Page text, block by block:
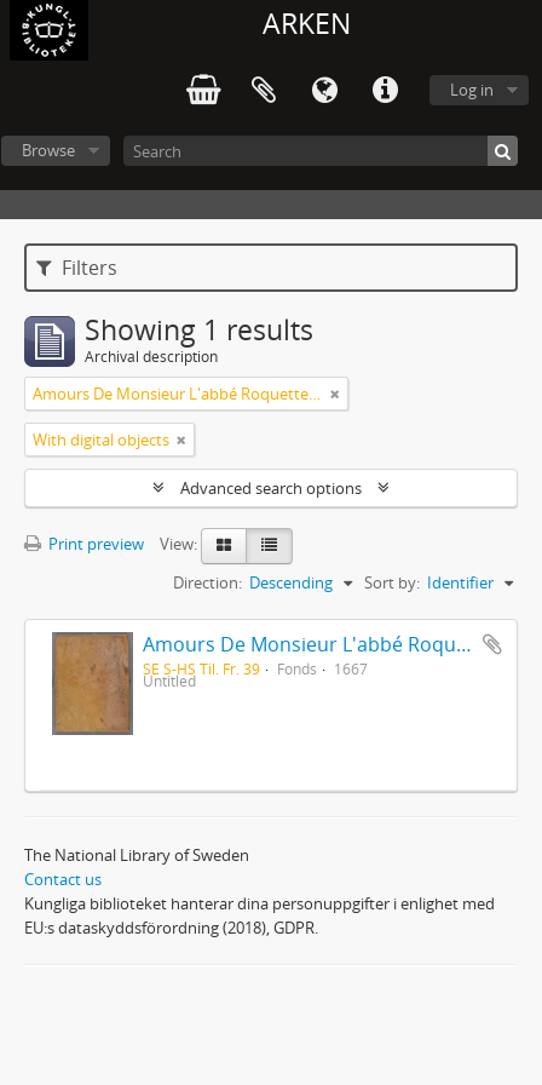
ARKEN
Log in
Browse
Filters
Showing 1 results
Archival description
Amours De Monsieur L'abbé Roquette avec Mademoiselle de Montauzier par Monsieur L'abbé Le Camus 1667
With digital objects
Advanced search options
Print preview
View:
Sort by: Identifier
Direction: Descending
Amours De Monsieur L'abbé Roquette avec Mademoiselle de Montauzier par Monsieur L'abbé Le Camus 1667
SE S-HS Til. Fr. 39 Fonds 1667
Untitled
The National Library of Sweden
Contact us
Kungliga biblioteket hanterar dina personuppgifter i enlighet med
EU:s dataskyddsförordning (2018), GDPR.